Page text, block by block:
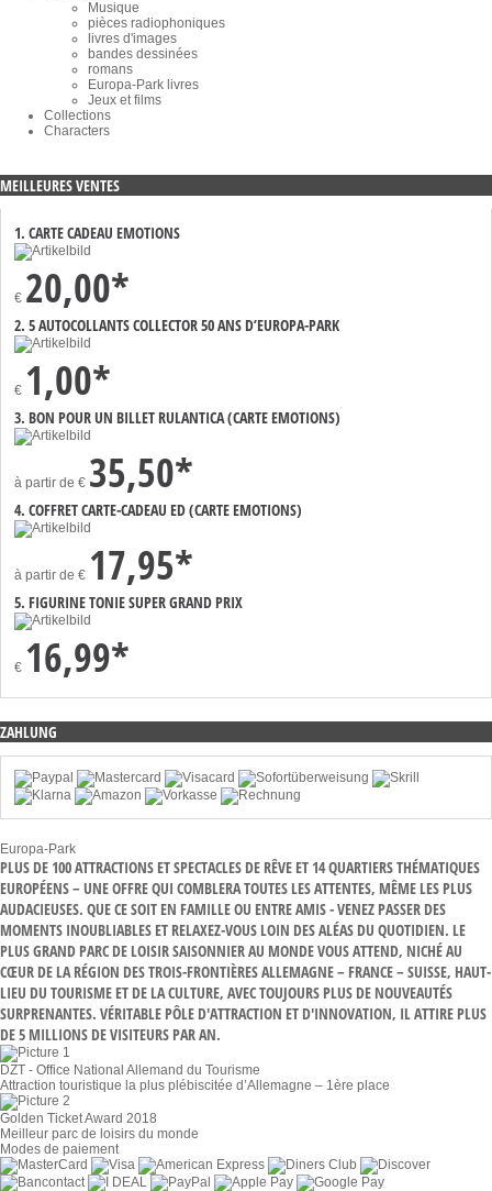
Musique
pièces radiophoniques
livres d'images
bandes dessinées
romans
Europa-Park livres
Jeux et films
Collections
Characters
MEILLEURES VENTES
1. CARTE CADEAU EMOTIONS
€ 20,00*
2. 5 AUTOCOLLANTS COLLECTOR 50 ANS D’EUROPA-PARK
€ 1,00*
3. BON POUR UN BILLET RULANTICA (CARTE EMOTIONS)
à partir de € 35,50*
4. COFFRET CARTE-CADEAU ED (CARTE EMOTIONS)
à partir de € 17,95*
5. FIGURINE TONIE SUPER GRAND PRIX
€ 16,99*
ZAHLUNG
Europa-Park
PLUS DE 100 ATTRACTIONS ET SPECTACLES DE RÊVE ET 14 QUARTIERS THÉMATIQUES
EUROPÉENS – UNE OFFRE QUI COMBLERA TOUTES LES ATTENTES, MÊME LES PLUS
AUDACIEUSES. QUE CE SOIT EN FAMILLE OU ENTRE AMIS - VENEZ PASSER DES
MOMENTS INOUBLIABLES ET RELAXEZ-VOUS LOIN DES ALÉAS DU QUOTIDIEN. LE
PLUS GRAND PARC DE LOISIR SAISONNIER AU MONDE VOUS ATTEND, NICHÉ AU
CŒUR DE LA RÉGION DES TROIS-FRONTIÈRES ALLEMAGNE – FRANCE – SUISSE, HAUT-
LIEU DU TOURISME ET DE LA CULTURE, AVEC TOUJOURS PLUS DE NOUVEAUTÉS
SURPRENANTES. VÉRITABLE PÔLE D'ATTRACTION ET D'INNOVATION, IL ATTIRE PLUS
DE 5 MILLIONS DE VISITEURS PAR AN.
DZT - Office National Allemand du Tourisme
Attraction touristique la plus plébiscitée d’Allemagne – 1ère place
Golden Ticket Award 2018
Meilleur parc de loisirs du monde
Modes de paiement